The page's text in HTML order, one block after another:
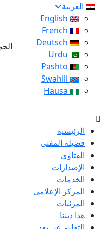
العربية
الرئيسية
فضيلة المفتى
الفتاوى
الإصدارات
الخدمات
المركز الإعلامى
المرئيات
هذا ديننا